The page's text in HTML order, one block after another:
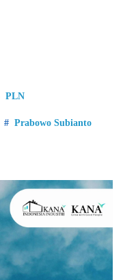
PLN
Prabowo Subianto